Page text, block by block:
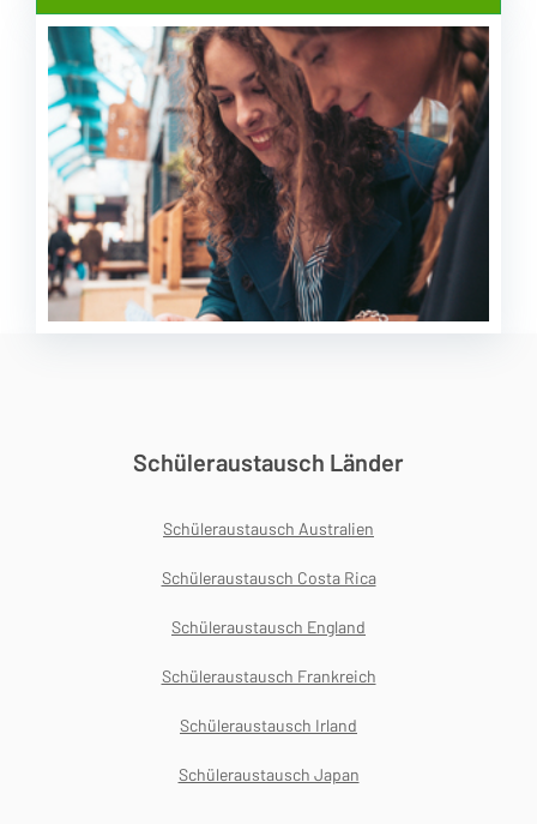
Schüleraustausch Länder
Schüleraustausch Australien
Schüleraustausch Costa Rica
Schüleraustausch England
Schüleraustausch Frankreich
Schüleraustausch Irland
Schüleraustausch Japan